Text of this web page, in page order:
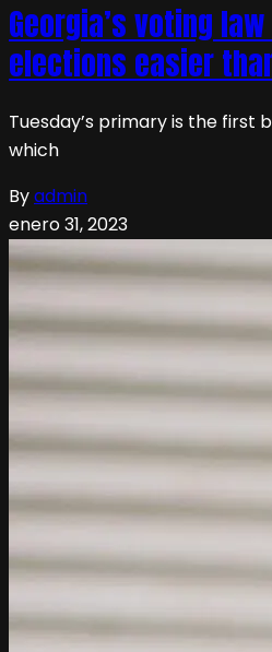
Georgia’s voting
elections easier
Tuesday’s primary is the first
which
Byadmin
enero 31, 2023